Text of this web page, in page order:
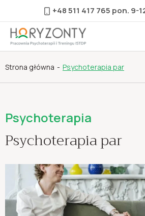
+48 511 417 765 pon. 9-
Strona główna Psychoterapia par
Psychoterapia
Psychoterapia par